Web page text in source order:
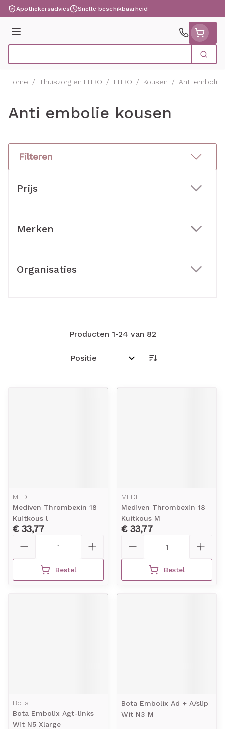
Ga naar de inhoud
Apothekersadvies Snelle beschikbaarheid
Menu
Zoek
Home / Thuiszorg en EHBO / EHBO / Kousen / Anti embolie
Anti embolie kousen
Filteren
Prijs
Merken
Organisaties
Producten 1-24 van 82
Sorteer op:
MEDI
Mediven Thrombexin 18
Kuitkous l
€ 33,77
Bestel
MEDI
Mediven Thrombexin 18
Kuitkous M
€ 33,77
Bestel
Bota
Bota Embolix Agt-links
Wit N5 Xlarge
Bota Embolix Ad + A/slip
Wit N3 M